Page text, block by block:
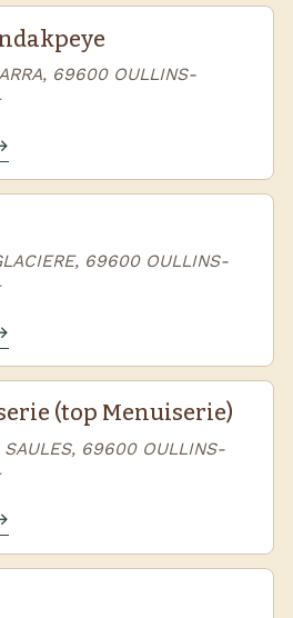
69600 OULLINS-
69600 OULLINS-
(top Menuiserie)
SAULES, 69600 OULLINS-